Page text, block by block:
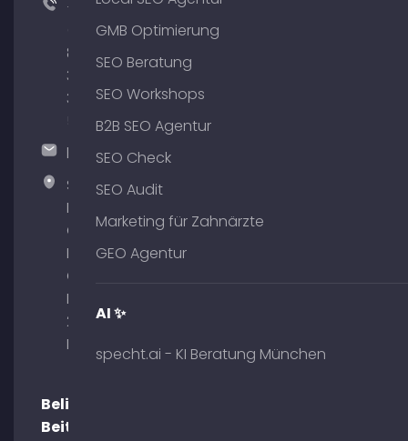
+49
89
380
375
hallo@timospecht.de
Specht
Marketing
GmbH –
Palais am
Obelisk
Briennerstr.
29 80333
München
Beliebte
Beiträge
GMB Optimierung
SEO Beratung
SEO Workshops
B2B SEO Agentur
SEO Check
SEO Audit
Marketing für Zahnärzte
GEO Agentur
AI ✨
specht.ai - KI Beratung München